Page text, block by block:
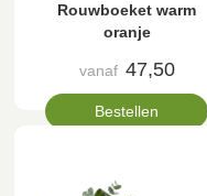
Rouwboeket warm
oranje
vanaf 47,50
Bestellen